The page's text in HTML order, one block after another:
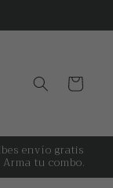
Cart
envío gratis
tu combo.